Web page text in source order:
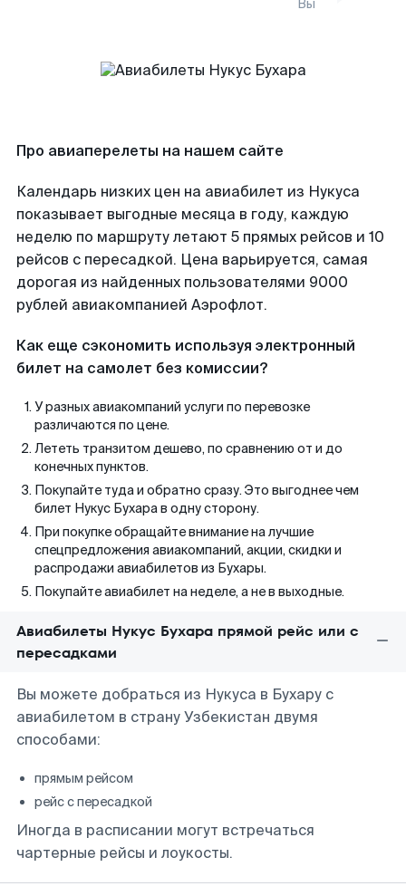
Вы
Про авиаперелеты на нашем сайте
Календарь низких цен на авиабилет из Нукуса
показывает выгодные месяца в году, каждую
неделю по маршруту летают 5 прямых рейсов и 10
рейсов с пересадкой. Цена варьируется, самая
дорогая из найденных пользователями 9000
рублей авиакомпанией Аэрофлот.
Как еще сэкономить используя электронный
билет на самолет без комиссии?
У разных авиакомпаний услуги по перевозке
различаются по цене.
Лететь транзитом дешево, по сравнению от и до
конечных пунктов.
Покупайте туда и обратно сразу. Это выгоднее чем
билет Нукус Бухара в одну сторону.
При покупке обращайте внимание на лучшие
спецпредложения авиакомпаний, акции, скидки и
распродажи авиабилетов из Бухары.
Покупайте авиабилет на неделе, а не в выходные.
Авиабилеты Нукус Бухара прямой рейс или с
пересадками
Вы можете добраться из Нукуса в Бухару с
авиабилетом в страну Узбекистан двумя
способами:
прямым рейсом
рейс с пересадкой
Иногда в расписании могут встречаться
чартерные рейсы и лоукосты.